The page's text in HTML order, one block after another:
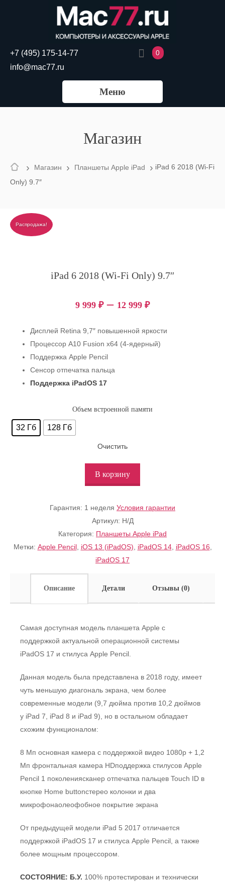
+7 (495) 175-14-77
info@mac77.ru
0
Меню
Магазин
› Магазин › Планшеты Apple iPad › iPad 6 2018 (Wi-Fi
Only) 9.7″
Распродажа!
iPad 6 2018 (Wi-Fi Only) 9.7″
9 999 ₽– 12 999 ₽
Дисплей Retina 9,7″ повышенной яркости
Процессор A10 Fusion x64 (4-ядерный)
Поддержка Apple Pencil
Сенсор отпечатка пальца
Поддержка iPadOS 17
Объем встроенной памяти
32 Гб 128 Гб
Очистить
В корзину
Гарантия: 1 неделя Условия гарантии
Артикул: Н/Д
Категория: Планшеты Apple iPad
Метки: Apple Pencil, iOS 13 (iPadOS) iPadOS 14, iPadOS 16
iPadOS 17
Описание Детали Отзывы (0)
Самая доступная модель планшета Apple с
поддержкой актуальной операционной системы
iPadOS 17 и стилуса Apple Pencil.
Данная модель была представлена в 2018 году, имеет
чуть меньшую диагональ экрана, чем более
современные модели (9,7 дюйма против 10,2 дюймов
у iPad 7, iPad 8 и iPad 9), но в остальном обладает
схожим функционалом:
8 Мп основная камера с поддержкой видео 1080p + 1,2
Мп фронтальная камера HDподдержка стилусов Apple
Pencil 1 поколениясканер отпечатка пальцев Touch ID в
кнопке Home buttonстерео колонки и два
микрофонаолеофобное покрытие экрана
От предыдущей модели iPad 5 2017 отличается
поддержкой iPadOS 17 и стилуса Apple Pencil, а также
более мощным процессором.
СОСТОЯНИЕ: Б.У. 100% протестирован и технически